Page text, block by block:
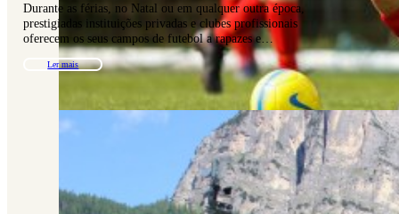
Durante as férias, no Natal ou em qualquer outra época,
prestigiadas instituições privadas e clubes profissionais
oferecem os seus campos de futebol a rapazes e…
Ler mais